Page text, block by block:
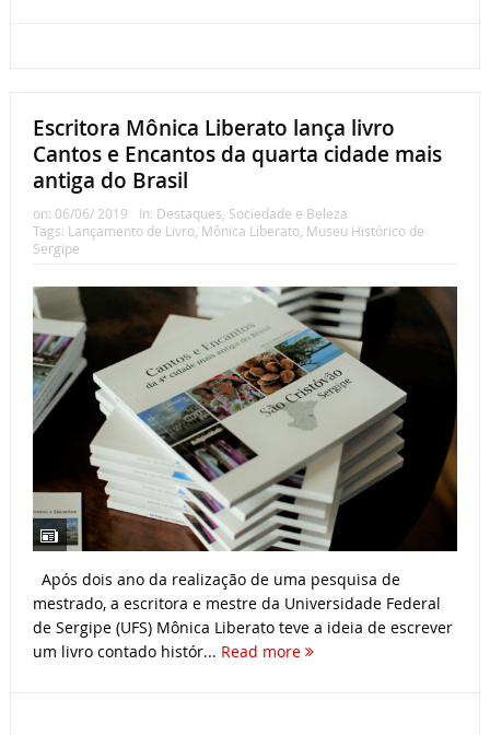
Escritora Mônica Liberato lança livro
Cantos e Encantos da quarta cidade mais
antiga do Brasil
on: 06/06/ 2019 In: Destaques Sociedade e Beleza
Tags: Lançamento de Livro, Mônica Liberato, Museu Histórico de
Sergipe
Após dois ano da realização de uma pesquisa de
mestrado, a escritora e mestre da Universidade Federal
de Sergipe (UFS) Mônica Liberato teve a ideia de escrever
um livro contado histór... Read more